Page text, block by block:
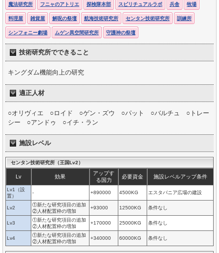
魔法研究所 フニャのアトリエ 探検隊本部 スピリチュアルラボ 兵舎 牧場
料理屋 雑貨屋 解呪の祭壇 航海技術研究所 センタン技術研究所 訓練所
シンフォニー劇場 ムゲン異空間研究所 守護神の祭壇
技術研究所でできること
キングダム機能向上の研究
適正人材
○オリヴィエ ○ロイド ○ゲン・ズウ ○パット ○バルチュ ○トレー
シー ○アンドゥ ○イチ・ラン
施設レベル
センタン技術研究所（王国Lv2）
Lv 効果
アップす
る国力
必要資金 施設レベルアップ条件
Lv1（設
置）
- +890000 4500KG エスタバニア広場の建設
Lv2
①新たな研究項目の追加
②人材配置枠の増加
+93000 12500KG 条件なし
Lv3
①新たな研究項目の追加
②人材配置枠の増加
+170000 25000KG 条件なし
Lv4
①新たな研究項目の追加
②人材配置枠の増加
+340000 60000KG 条件なし